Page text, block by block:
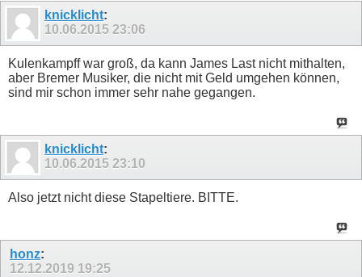
knicklicht:
10.06.2015 23:06
Kulenkampff war groß, da kann James Last nicht mithalten,
aber Bremer Musiker, die nicht mit Geld umgehen können,
sind mir schon immer sehr nahe gegangen.
knicklicht:
10.06.2015 23:10
Also jetzt nicht diese Stapeltiere. BITTE.
honz:
12.12.2019 19:25